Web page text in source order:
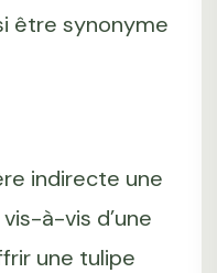
être synonyme
indirecte une
à-vis d’une
une tulipe